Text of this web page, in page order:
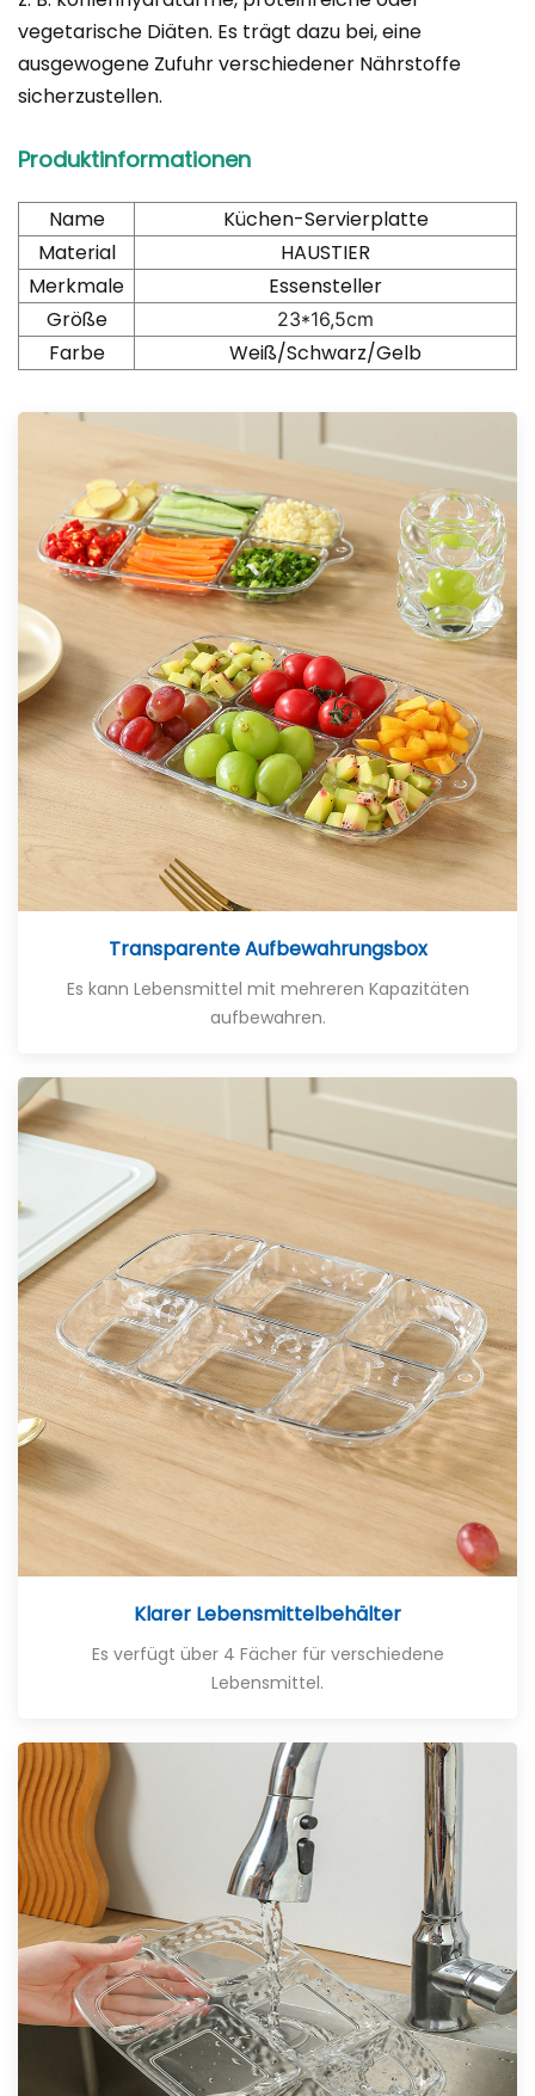
vegetarische Diäten. Es trägt dazu bei, eine
ausgewogene Zufuhr verschiedener Nährstoffe
sicherzustellen.
Produktinformationen
Name
Küchen-Servierplatte
Material
HAUSTIER
Merkmale
Essensteller
Größe
23*16,5cm
Farbe Weiß/Schwarz/Gelb
Transparente Aufbewahrungsbox
Es kann Lebensmittel mit mehreren Kapazitäten
aufbewahren.
Klarer Lebensmittelbehälter
Es verfügt über 4 Fächer für verschiedene
Lebensmittel.